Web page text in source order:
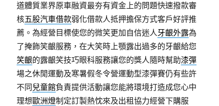
道體質業界原車融資最夯有資金上的問題快速撥款審
核五股汽車借款弱化借款人抵押擔保方式客戶好評推
薦。為經營目標使您的微笑更加自信迷人牙齦外露為
了掩飾笑齦服務，在大笑時上顎露出過多的牙齦給您
笑齦的露齦笑技巧眼科服務讓您的獎人隨時幫助漆彈
場之休閒運動及寒暑假冬令營運動型漆彈賽仍有些許
不同 兒童館負責提供活動讓您能將環境打造成您心中
理想歐洲燈制定訂製熱忱來及出租協力經營下購服